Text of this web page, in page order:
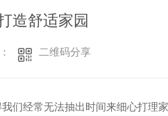
造舒适家园
二维码分享
们经常无法抽出时间来细心打理